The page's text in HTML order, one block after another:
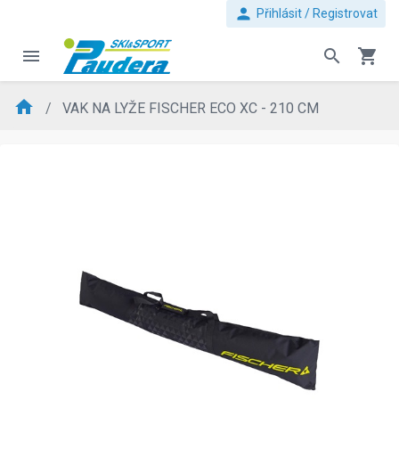
person Přihlásit / Registrovat
menu search shopping_cart
home VAK NA LYŽE FISCHER ECO XC - 210 CM